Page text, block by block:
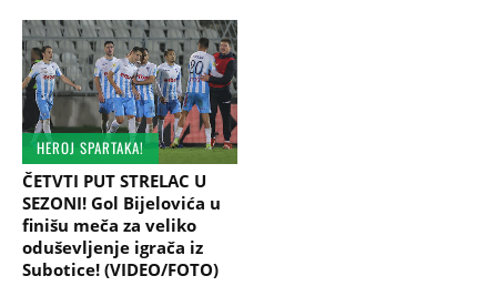
HEROJ SPARTAKA!
ČETVTI PUT STRELAC U
SEZONI! Gol Bijelovića u
finišu meča za veliko
oduševljenje igrača iz
Subotice! (VIDEO/FOTO)